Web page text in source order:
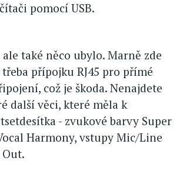
pomocí USB.
také něco ubylo. Marně zde
přípojku RJ45 pro přímé
což je škoda. Nenajdete
další věci, které měla k
- zvukové barvy Super
Harmony, vstupy Mic/Line